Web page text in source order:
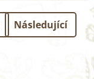
Následující